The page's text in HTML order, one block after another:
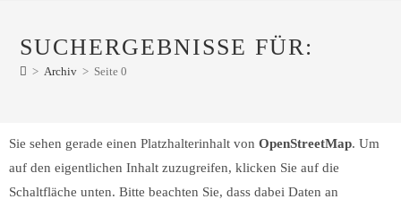
SUCHERGEBNISSE FÜR:
> Archiv > Seite 0
Sie sehen gerade einen Platzhalterinhalt von OpenStreetMap. Um
auf den eigentlichen Inhalt zuzugreifen, klicken Sie auf die
Schaltfläche unten. Bitte beachten Sie, dass dabei Daten an